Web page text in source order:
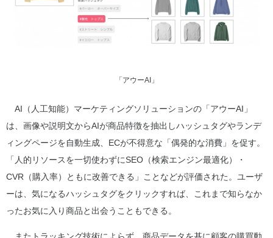
「アウーAI」
AI（人工知能）マーケティングソリューションの「アウーAI」
は、画像や説明文からAIが商品特徴を抽出しハッシュタグやランデ
ィングページを自動生成、ECが不得意な「偶発的な消費」を促す。
「人的リソースを一切使わずにSEO（検索エンジン最適化）・
CVR（購入率）ともに改善できる」ことなどが評価された。ユーザ
ーは、気になるハッシュタグをクリックすれば、これまで知らなか
ったお気に入り商品と出会うこともできる。